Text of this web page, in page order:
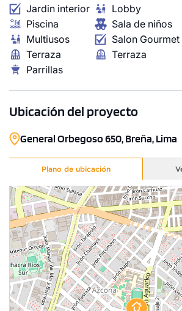
S/ 520,600
Modelo DA 1301
109.09 m²
COTIZAR AHORA
Jardin interior
Lobby
Piscina
Sala de niños
Multiusos
Salon Gourmet
Terraza
Terraza
Parrillas
Ubicación del proyecto
General Orbegoso 650, Breña, Lima
Plano de ubicación